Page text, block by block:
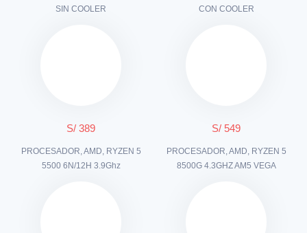
SIN COOLER
CON COOLER
S/ 389
PROCESADOR, AMD, RYZEN 5
5500 6N/12H 3.9Ghz
S/ 549
PROCESADOR, AMD, RYZEN 5
8500G 4.3GHZ AM5 VEGA